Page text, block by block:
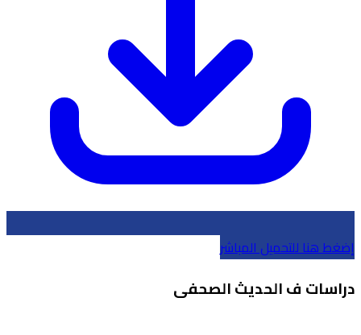
إضغط هنا للتحميل المباشر
دراسات ف الحديث الصحفى